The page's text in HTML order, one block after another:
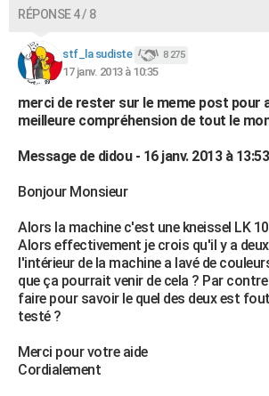
RÉPONSE 4 / 8
stf_la sudiste 8 275
17 janv. 2013 à 10:35
merci de rester sur le meme post pour
meilleure compréhension de tout le
Message de didou - 16 janv. 2013 à
Bonjour Monsieur
Alors la machine c'est une kneissel LK
Alors effectivement je crois qu'il y a
l'intérieur de la machine a lavé de
que ça pourrait venir de cela ? Par
faire pour savoir le quel des deux est
testé ?
Merci pour votre aide
Cordialement